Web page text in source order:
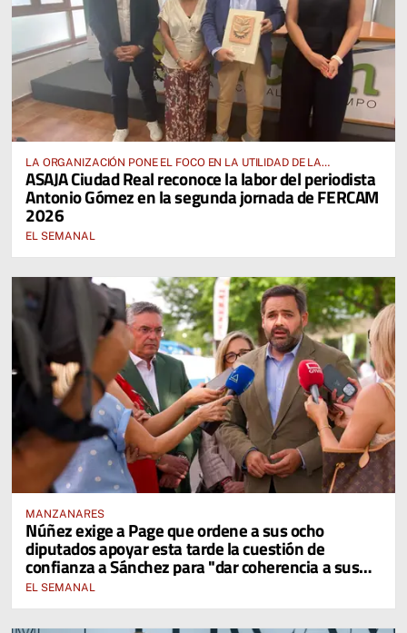
LA ORGANIZACIÓN PONE EL FOCO EN LA UTILIDAD DE LA
PLATAFORMA PIDA PARA EL CAMPO
ASAJA Ciudad Real reconoce la labor del periodista
Antonio Gómez en la segunda jornada de FERCAM
2026
EL SEMANAL
MANZANARES
Núñez exige a Page que ordene a sus ocho
diputados apoyar esta tarde la cuestión de
confianza a Sánchez para "dar coherencia a sus
palabras"
EL SEMANAL